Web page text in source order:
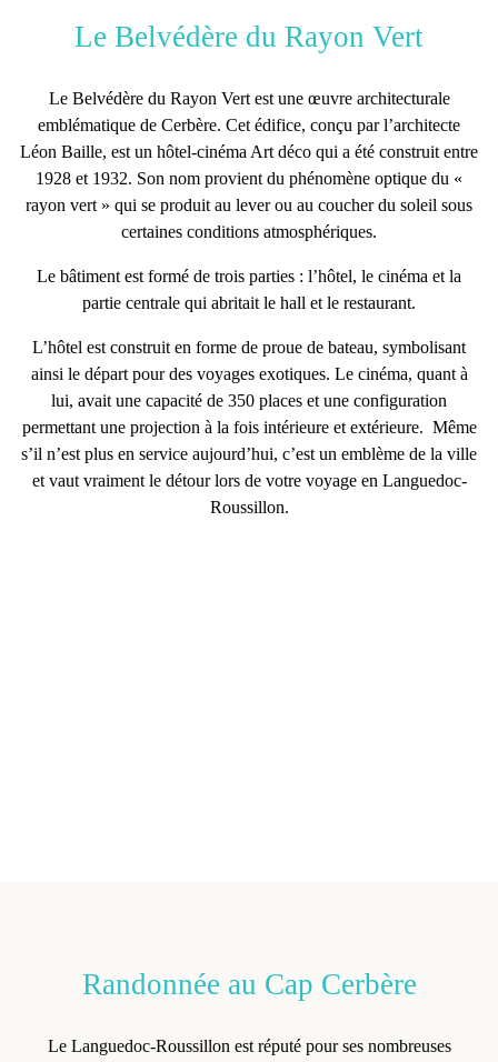
Le Belvédère du Rayon Vert
Le Belvédère du Rayon Vertest une œuvre architecturale
emblématique de Cerbère. Cet édifice, conçu par l’architecte
Léon Baille, est un hôtel-cinéma Art déco qui a été construit entre
1928 et 1932. Son nom provient du phénomène optique du «
rayon vert » qui se produit au lever ou au coucher du soleil sous
certaines conditions atmosphériques.
Le bâtiment est formé de trois parties : l’hôtel, le cinéma et la
partie centrale qui abritait le hall et le restaurant.
L’hôtel est construit en forme de proue de bateau, symbolisant
ainsi le départ pour des voyages exotiques. Le cinéma, quant à
lui, avait une capacité de 350 places et une configuration
permettant une projection à la fois intérieure et extérieure. Même
s’il n’est plus en service aujourd’hui, c’est un emblème de la ville
et vaut vraiment le détour lors de votre voyage en Languedoc-
Roussillon.
Randonnée au Cap Cerbère
Le Languedoc-Roussillon est réputé pour ses nombreuses